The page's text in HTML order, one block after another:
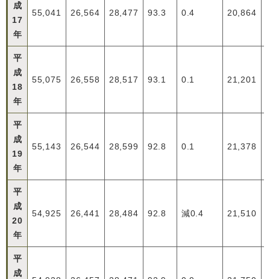
成
17
年
55,041 26,564 28,477 93.3 0.4 20,864
平
成
18
年
55,075 26,558 28,517 93.1 0.1 21,201
平
成
19
年
55,143 26,544 28,599 92.8 0.1 21,378
平
成
20
年
54,925 26,441 28,484 92.8 減0.4 21,510
平
成